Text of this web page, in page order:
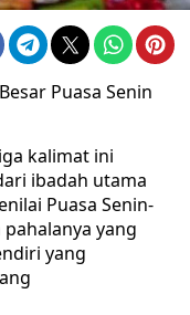
Puasa Senin
kalimat ini
ibadah utama
Puasa Senin-
yang
yang